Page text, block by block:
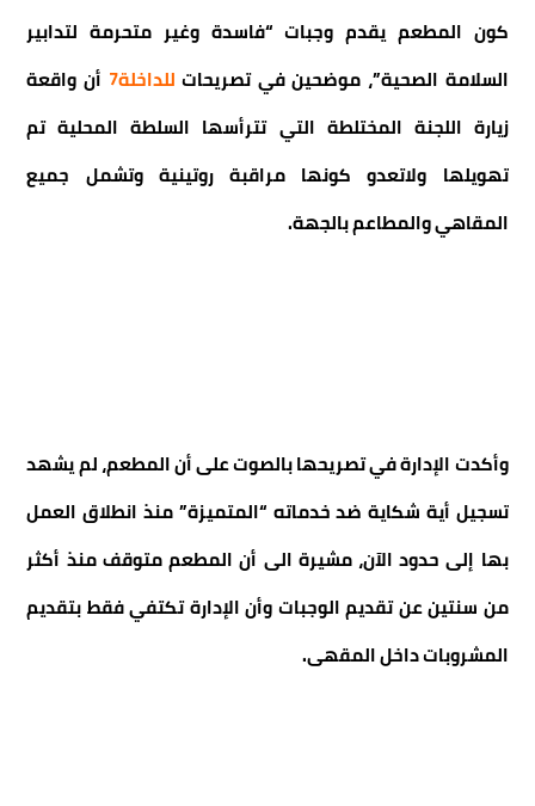
كون المطعم يقدم وجبات “فاسدة وغير متحرمة لتدابير
السلامة الصحية”، موضحين في تصريحات للداخلة7 أن واقعة
زيارة اللجنة المختلطة التي تترأسها السلطة المحلية تم
تهويلها ولاتعدو كونها مراقبة روتينية وتشمل جميع
المقاهي والمطاعم بالجهة.
وأكدت الإدارة في تصريحها بالصوت على أن المطعم، لم يشهد
تسجيل أية شكاية ضد خدماته “المتميزة” منذ انطلاق العمل
بها إلى حدود الآن، مشيرة الى أن المطعم متوقف منذ أكثر
من سنتين عن تقديم الوجبات وأن الإدارة تكتفي فقط بتقديم
المشروبات داخل المقهى.